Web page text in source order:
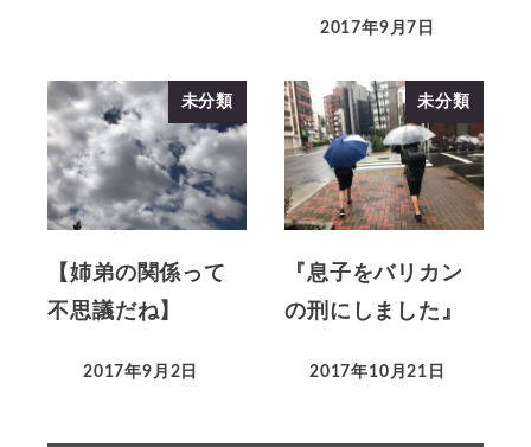
2017年9月7日
未分類
【姉弟の関係って
不思議だね】
2017年9月2日
未分類
『息子をバリカン
の刑にしました』
2017年10月21日